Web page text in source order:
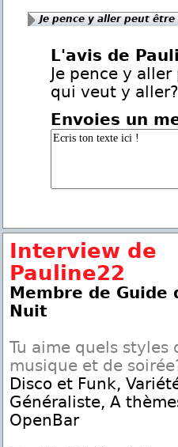
Je pence y aller peut être
L'avis de
Je pence y
qui veut y aller?
Envoies un
Interview de
Pauline22
Membre de Guide
Nuit
Tu aime quels styles
musique et de
Disco et Funk,
Généraliste, A
OpenBar